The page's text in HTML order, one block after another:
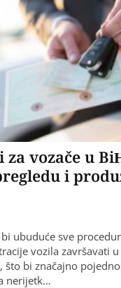
vozače u
i
ubuduće sve
vozila završavati
što bi značajno
nerijetk…